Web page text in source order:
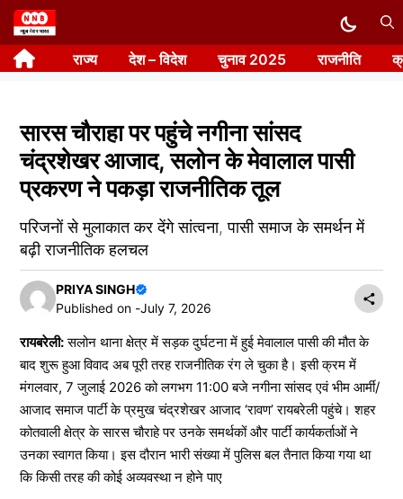
Skip
to
content राज्य देश – विदेश चुनाव 2025 राजनीति
सारस चौराहा पर पहुंचे नगीना सांसद
चंद्रशेखर आजाद, सलोन के मेवालाल पासी
प्रकरण ने पकड़ा राजनीतिक तूल
परिजनों से मुलाकात कर देंगे सांत्वना, पासी समाज के समर्थन में
बढ़ी राजनीतिक हलचल
PRIYA SINGH
Published on -July 7, 2026
रायबरेली:सलोन थाना क्षेत्र में सड़क दुर्घटना में हुई मेवालाल पासी की मौत के
बाद शुरू हुआ विवाद अब पूरी तरह राजनीतिक रंग ले चुका है। इसी क्रम में
मंगलवार, 7 जुलाई 2026 को लगभग 11:00 बजे नगीना सांसद एवं भीम आर्मी/
आजाद समाज पार्टी के प्रमुख चंद्रशेखर आजाद ‘रावण’ रायबरेली पहुंचे। शहर
कोतवाली क्षेत्र के सारस चौराहे पर उनके समर्थकों और पार्टी कार्यकर्ताओं ने
उनका स्वागत किया। इस दौरान भारी संख्या में पुलिस बल तैनात किया गया था
कि किसी तरह की कोई अव्यवस्था न होने पाए